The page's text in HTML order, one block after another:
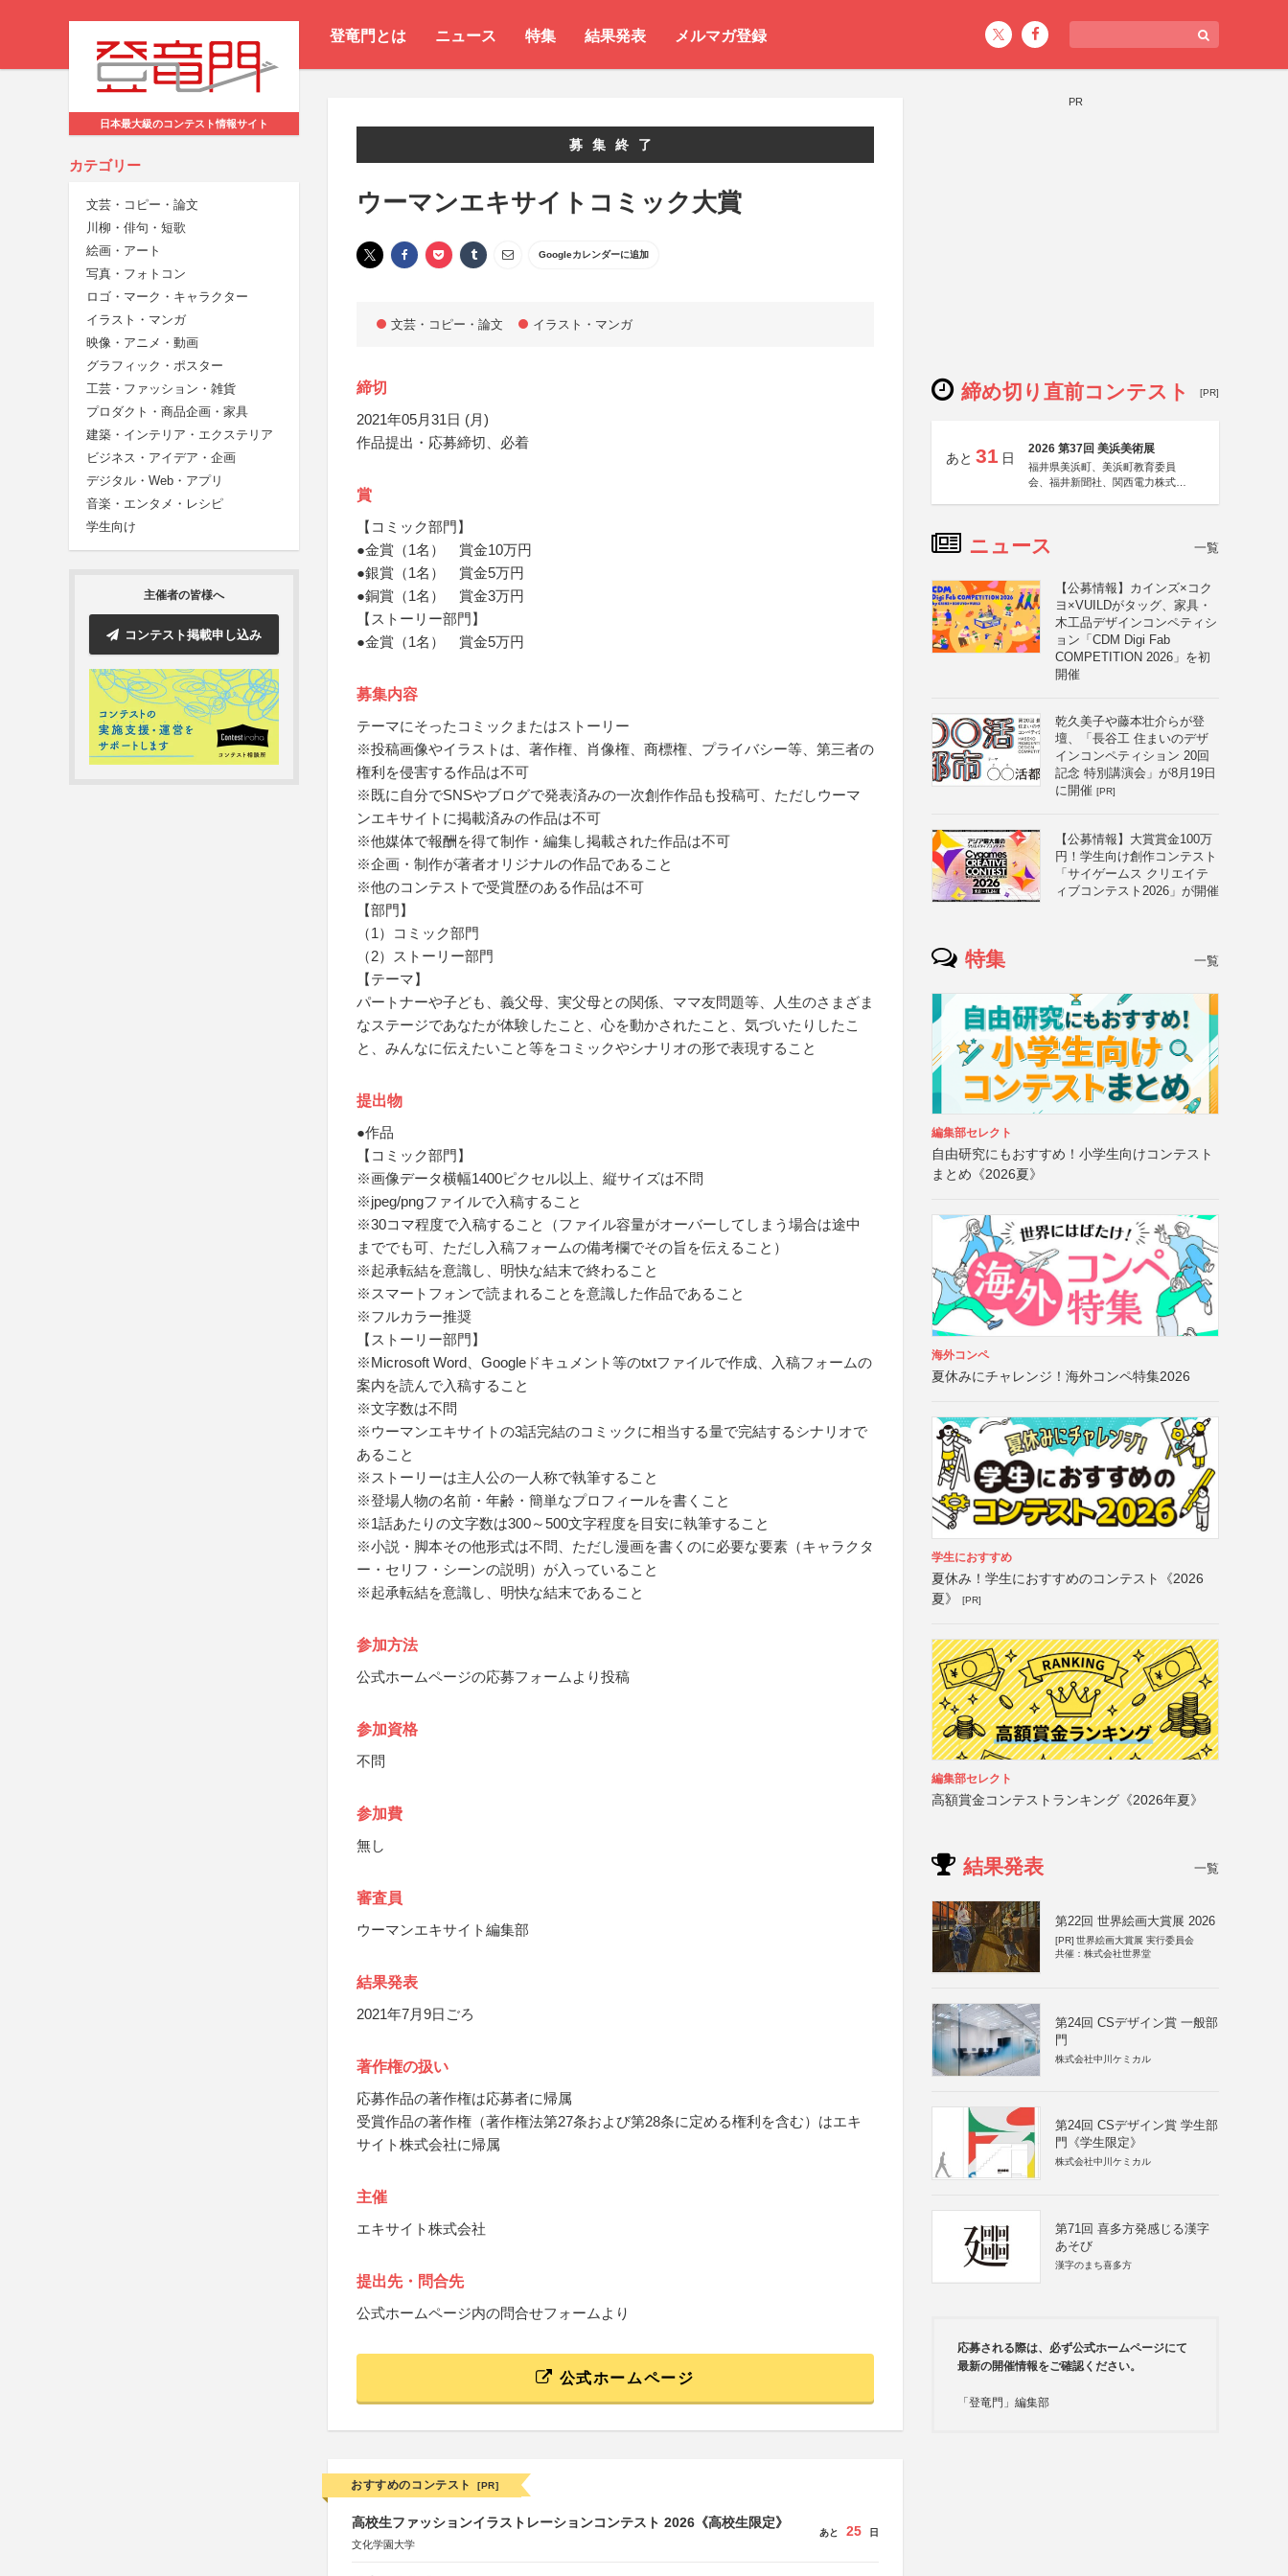
登竜門とは ニュース 特集 結果発表 メルマガ登録
日本最大級のコンテスト情報サイト
カテゴリー
文芸・コピー・論文
川柳・俳句・短歌
絵画・アート
写真・フォトコン
ロゴ・マーク・キャラクター
イラスト・マンガ
映像・アニメ・動画
グラフィック・ポスター
工芸・ファッション・雑貨
プロダクト・商品企画・家具
建築・インテリア・エクステリア
ビジネス・アイデア・企画
デジタル・Web・アプリ
音楽・エンタメ・レシピ
学生向け
主催者の皆様へ
コンテスト掲載申し込み
募集終了
ウーマンエキサイトコミック大賞
Googleカレンダーに追加
文芸・コピー・論文 イラスト・マンガ
締切
2021年05月31日 (月)
作品提出・応募締切、必着
賞
【コミック部門】
●金賞（1名） 賞金10万円
●銀賞（1名） 賞金5万円
●銅賞（1名） 賞金3万円
【ストーリー部門】
●金賞（1名） 賞金5万円
募集内容
テーマにそったコミックまたはストーリー
※投稿画像やイラストは、著作権、肖像権、商標権、プライバシー等、第三者の
権利を侵害する作品は不可
※既に自分でSNSやブログで発表済みの一次創作作品も投稿可、ただしウーマ
ンエキサイトに掲載済みの作品は不可
※他媒体で報酬を得て制作・編集し掲載された作品は不可
※企画・制作が著者オリジナルの作品であること
※他のコンテストで受賞歴のある作品は不可
【部門】
（1）コミック部門
（2）ストーリー部門
【テーマ】
パートナーや子ども、義父母、実父母との関係、ママ友問題等、人生のさまざま
なステージであなたが体験したこと、心を動かされたこと、気づいたりしたこ
と、みんなに伝えたいこと等をコミックやシナリオの形で表現すること
提出物
●作品
【コミック部門】
※画像データ横幅1400ピクセル以上、縦サイズは不問
※jpeg/pngファイルで入稿すること
※30コマ程度で入稿すること（ファイル容量がオーバーしてしまう場合は途中
まででも可、ただし入稿フォームの備考欄でその旨を伝えること）
※起承転結を意識し、明快な結末で終わること
※スマートフォンで読まれることを意識した作品であること
※フルカラー推奨
【ストーリー部門】
※Microsoft Word、Googleドキュメント等のtxtファイルで作成、入稿フォームの
案内を読んで入稿すること
※文字数は不問
※ウーマンエキサイトの3話完結のコミックに相当する量で完結するシナリオで
あること
※ストーリーは主人公の一人称で執筆すること
※登場人物の名前・年齢・簡単なプロフィールを書くこと
※1話あたりの文字数は300～500文字程度を目安に執筆すること
※小説・脚本その他形式は不問、ただし漫画を書くのに必要な要素（キャラクタ
ー・セリフ・シーンの説明）が入っていること
※起承転結を意識し、明快な結末であること
参加方法
公式ホームページの応募フォームより投稿
参加資格
不問
参加費
無し
審査員
ウーマンエキサイト編集部
結果発表
2021年7月9日ごろ
著作権の扱い
応募作品の著作権は応募者に帰属
受賞作品の著作権（著作権法第27条および第28条に定める権利を含む）はエキ
サイト株式会社に帰属
主催
エキサイト株式会社
提出先・問合先
公式ホームページ内の問合せフォームより
公式ホームページ
おすすめのコンテスト [PR]
高校生ファッションイラストレーションコンテスト 2026《高校生限定》
文化学園大学
あと 25 日
PR
締め切り直前コンテスト [PR]
あと 31 日
2026 第37回 美浜美術展
福井県美浜町、美浜町教育委員
会、福井新聞社、関西電力株式会
ニュース 一覧
【公募情報】カインズ×コク
ヨ×VUILDがタッグ、家具・
木工品デザインコンペティシ
ョン「CDM Digi Fab
COMPETITION 2026」を初
開催
乾久美子や藤本壮介らが登
壇、「長谷工 住まいのデザ
インコンペティション 20回
記念 特別講演会」が8月19日
に開催 [PR]
【公募情報】大賞賞金100万
円！学生向け創作コンテスト
「サイゲームス クリエイテ
ィブコンテスト2026」が開催
特集 一覧
編集部セレクト
自由研究にもおすすめ！小学生向けコンテスト
まとめ《2026夏》
海外コンペ
夏休みにチャレンジ！海外コンペ特集2026
学生におすすめ
夏休み！学生におすすめのコンテスト《2026
夏》
[PR]
編集部セレクト
高額賞金コンテストランキング《2026年夏》
結果発表 一覧
第22回 世界絵画大賞展 2026
[PR] 世界絵画大賞展 実行委員会
共催：株式会社世界堂
第24回 CSデザイン賞 一般部
門
株式会社中川ケミカル
第24回 CSデザイン賞 学生部
門《学生限定》
株式会社中川ケミカル
第71回 喜多方発感じる漢字
あそび
漢字のまち喜多方
応募される際は、必ず公式ホームページにて
最新の開催情報をご確認ください。
「登竜門」編集部